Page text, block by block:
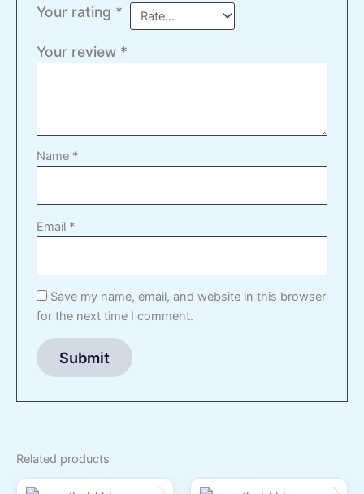
Your rating *
Your review *
Name *
Email *
Save my name, email, and website in this browser
for the next time I comment.
Related products